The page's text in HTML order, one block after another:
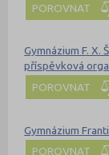
POROVNAT
Gymnázium F. X.
příspěvková
POROVNAT
Gymnázium
POROVNAT